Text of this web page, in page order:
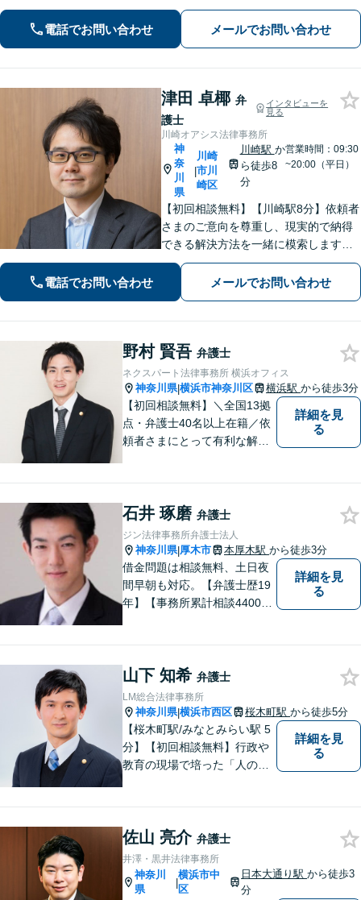
／借金問題／労働問題／債権回収にも
注力。これまで培ったノウハウを最大
限に活かし、最善の解決へ尽力します
電話でお問い合わせ メールでお問い合わせ
津田 卓椰 弁
護士
インタビューを
見る
川崎オアシス法律事務所
神
奈
川
県
|
川崎
市川
崎区
川崎駅 か
ら徒歩8
分
営業時間：09:30
~20:00（平日）
【初回相談無料】【川崎駅8分】依頼者
さまのご意向を尊重し、現実的で納得
できる解決方法を一緒に模索します
【離婚問題】調停・訴訟対応に豊富な
実績あり。人生の再出発を全力で応援
いたします【借金問題】状況を整理
電話でお問い合わせ メールでお問い合わせ
野村 賢吾 弁護士
ネクスパート法律事務所 横浜オフィス
神奈川県|横浜市神奈川区 横浜駅 から徒歩3分
【初回相談無料】＼全国13拠
点・弁護士40名以上在籍／依
頼者さまにとって有利な解決
事件など、ご相談ください
【夜間・休日対応】
詳細を見
る
石井 琢磨 弁護士
ジン法律事務所弁護士法人
神奈川県|厚木市 本厚木駅 から徒歩3分
借金問題は相談無料、土日夜
間早朝も対応。【弁護士歴19
年】【事務所累計相談4400件
男女問題
詳細を見
る
山下 知希 弁護士
LM総合法律事務所
神奈川県|横浜市西区 桜木町駅 から徒歩5分
【桜木町駅/みなとみらい駅 5
分】【初回相談無料】行政や
教育の現場で培った「人の話
ください。「相談してよかっ
た」と思える解決を共に目指
します。
詳細を見
る
佐山 亮介 弁護士
井澤・黒井法律事務所
神奈川
県
|
横浜市中
区
日本大通り駅から徒歩3
分